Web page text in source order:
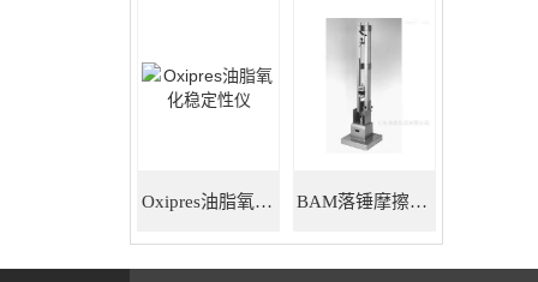
Oxipres油脂氧化稳定性仪 BAM落锤摩擦感度仪